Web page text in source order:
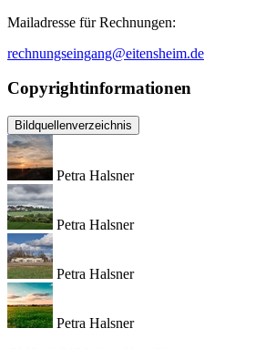
Mailadresse für Rechnungen:
rechnungseingang@eitensheim.de
Copyrightinformationen
Bildquellenverzeichnis
Petra Halsner
Petra Halsner
Petra Halsner
Petra Halsner